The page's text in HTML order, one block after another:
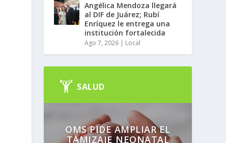
Angélica Mendoza llegará
al DIF de Juárez; Rubí
Enríquez le entrega una
institución fortalecida
Ago 7, 2026 | Local
SALUD
OMS PIDE AMPLIAR EL
TAMIZAJE NEONATAL